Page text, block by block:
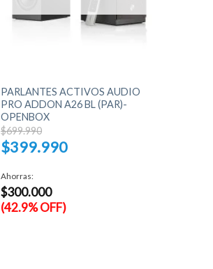
PARLANTES ACTIVOS AUDIO
PRO ADDON A26 BL (PAR)-
OPENBOX
$699.990
precio
original
$399.990
precio
actual
es:
$399.990.
Ahorras:
$300.000
(42.9% OFF)